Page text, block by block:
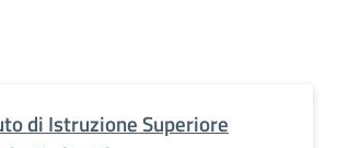
di Istruzione Superiore